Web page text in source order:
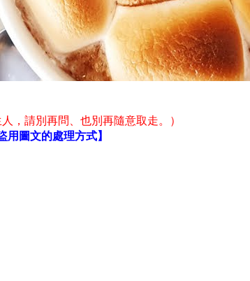
，請別再問、也別再隨意取走。）
用圖文的處理方式】